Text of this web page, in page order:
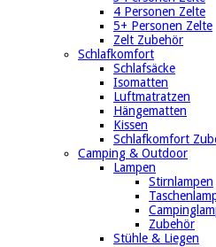
4 Personen Zelte
5+ Personen Zelte
Zelt Zubehör
Schlafkomfort
Schlafsäcke
Isomatten
Luftmatratzen
Hängematten
Kissen
Schlafkomfort
Camping & Outdoor
Lampen
Stirnlampen
Zubehör
Stühle & Liegen